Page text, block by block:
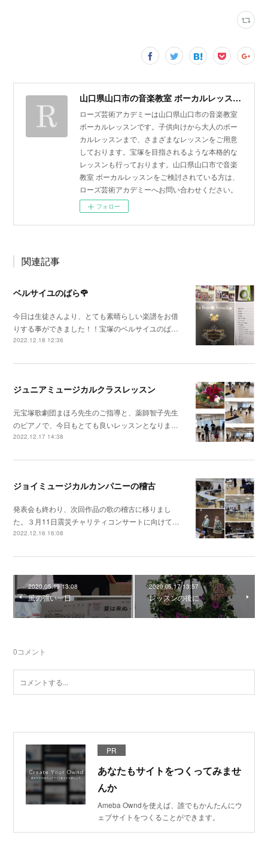
山口県山口市の音楽教室 ボーカルレッスン | ローズ芸術アカデミー
ローズ芸術アカデミーは山口県山口市の音楽教室
ボーカルレッスンです。子供向けから大人のボー
カルレッスンまで、さまざまなレッスンをご用意
しております。宝塚を目指されるような本格的な
レッスンも行っております。山口県山口市で音楽
教室 ボーカルレッスンをご検討されている方は、
ローズ芸術アカデミーへお問い合わせください。
フォロー
関連記事
ベルサイユのばら🌹
今日は生徒さんより、とても素晴らしい楽譜をお借
りする事ができました！！宝塚のベルサイユのば…
2022.12.18 12:36
ジュニアミュージカルクラスレッスン
元宝塚歌劇団まほろ先生のご指導と、薬師智子先生
のピアノで、今日もとても良いレッスンとなりま…
2022.12.17 14:38
ジョイミュージカルカンパニーの稽古
発表会も終わり、次回作品の歌の稽古に移りまし
た。３月11日震災チャリティコンサートに向けて…
2022.12.16 16:08
2020.05.19 13:08
風の強い一日
2020.05.17 13:57
レッスンの後に
0コメント
PR
あなたもサイトをつくってみませ
んか
Ameba Owndを使えば、誰でもかんたんにウ
ェブサイトをつくることができます。